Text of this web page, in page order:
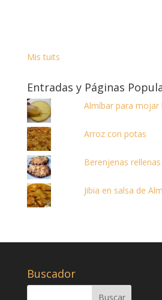
Mis tuits
Entradas y Páginas
Almíbar para mojar
Arroz con potas
Berenjenas rellenas
Jibia en salsa de
Buscador